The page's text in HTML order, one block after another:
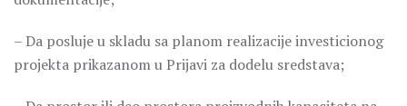
– Da posluje u skladu sa planom realizacije investicionog
projekta prikazanom u Prijavi za dodelu sredstava;